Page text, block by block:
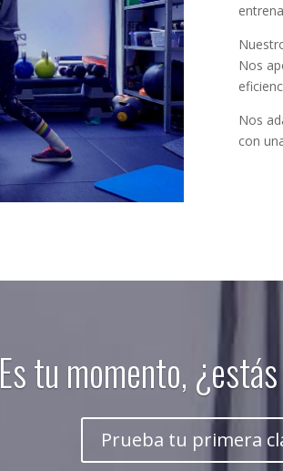
Nos
Nos
con
Es tu momento,
Prueba tu primera